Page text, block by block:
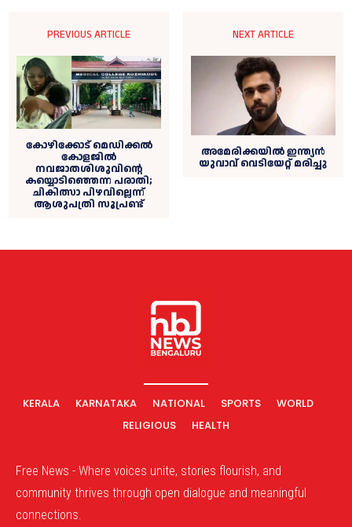
PREVIOUS ARTICLE
കോഴിക്കോട് മെഡിക്കല്‍
കോളജില്‍
നവജാതശിശുവിന്റെ
കയ്യൊടിഞ്ഞെന്ന പരാതി;
ചികിത്സാ പിഴവില്ലെന്ന്
ആശുപത്രി സൂപ്രണ്ട്
NEXT ARTICLE
അമേരിക്കയില്‍ ഇന്ത്യൻ
യുവാവ് വെടിയേറ്റ് മരിച്ചു
KERALA KARNATAKA NATIONAL SPORTS
WORLD
RELIGIOUS
HEALTH
Free News - Where voices unite, stories flourish, and
community thrives through open dialogue and meaningful
connections.